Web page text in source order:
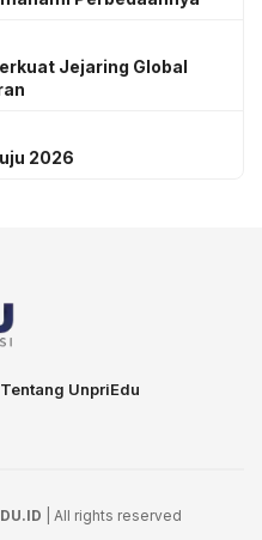
Jejaring Global
2026
Tentang UnpriEdu
| All rights reserved